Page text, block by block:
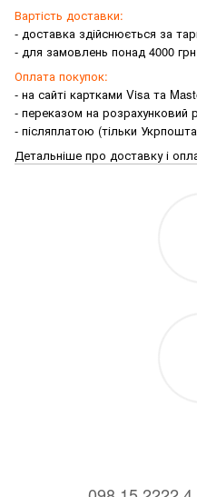
Вартість доставки:
- доставка здійснюється за
- для замовлень понад 4000
Оплата покупок:
- на сайті картками Visa та
- переказом на розрахунковий
- післяплатою (тільки
Детальніше про доставку і